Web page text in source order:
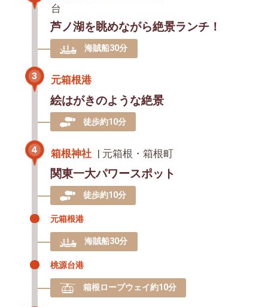
台
芦ノ湖を眺めながら絶景ランチ！
海賊船30分
3 元箱根港
絵はがきのような絶景
徒歩約10分
4 箱根神社 | 元箱根・箱根町
関東一大パワースポット
徒歩約10分
元箱根港
海賊船30分
桃源台港
箱根ロープウェイ約10分